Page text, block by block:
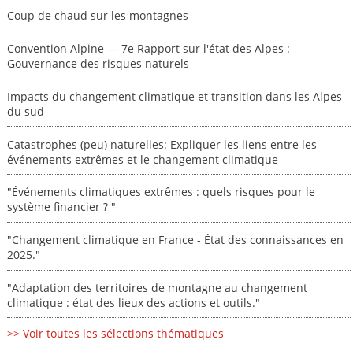
Coup de chaud sur les montagnes
Convention Alpine — 7e Rapport sur l'état des Alpes :
Gouvernance des risques naturels
Impacts du changement climatique et transition dans les Alpes
du sud
Catastrophes (peu) naturelles: Expliquer les liens entre les
événements extrêmes et le changement climatique
"Événements climatiques extrêmes : quels risques pour le
système financier ? "
"Changement climatique en France - État des connaissances en
2025."
"Adaptation des territoires de montagne au changement
climatique : état des lieux des actions et outils."
>> Voir toutes les sélections thématiques